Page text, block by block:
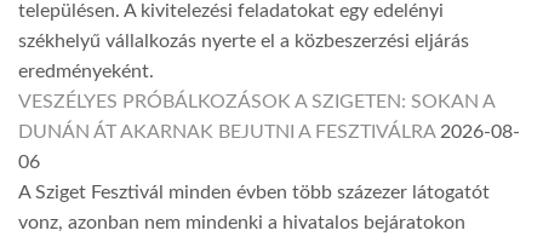
településen. A kivitelezési feladatokat egy edelényi
székhelyű vállalkozás nyerte el a közbeszerzési eljárás
eredményeként.
VESZÉLYES PRÓBÁLKOZÁSOK A SZIGETEN: SOKAN A
DUNÁN ÁT AKARNAK BEJUTNI A FESZTIVÁLRA 2026-08-
06
A Sziget Fesztivál minden évben több százezer látogatót
vonz, azonban nem mindenki a hivatalos bejáratokon